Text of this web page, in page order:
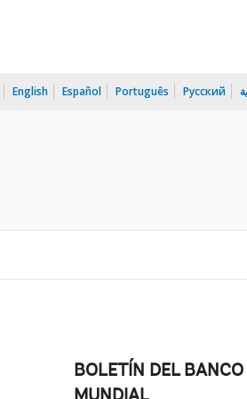
English Español Português Русский
BOLETÍN DEL BANCO